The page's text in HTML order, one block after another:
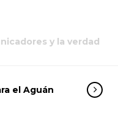
y la verdad
el Aguán